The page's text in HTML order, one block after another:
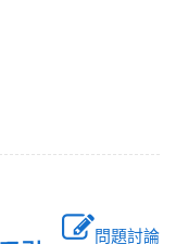
問題討論